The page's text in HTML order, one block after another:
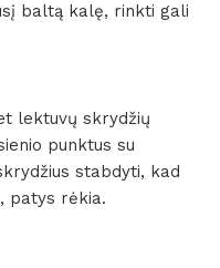
baltą kalę, rinkti gali
lektuvų skrydžių
punktus su
stabdyti, kad
patys rėkia.